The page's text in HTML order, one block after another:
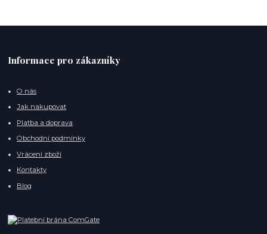
Informace pro zákazníky
O nás
Jak nakupovat
Platba a doprava
Obchodní podmínky
Vrácení zboží
Kontakty
Blog